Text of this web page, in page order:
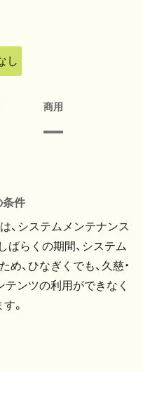
し
商用
条件
、システムメンテナンス
ばらくの期間、システム
、ひなぎくでも、久慈・
テンツの利用ができなく
。